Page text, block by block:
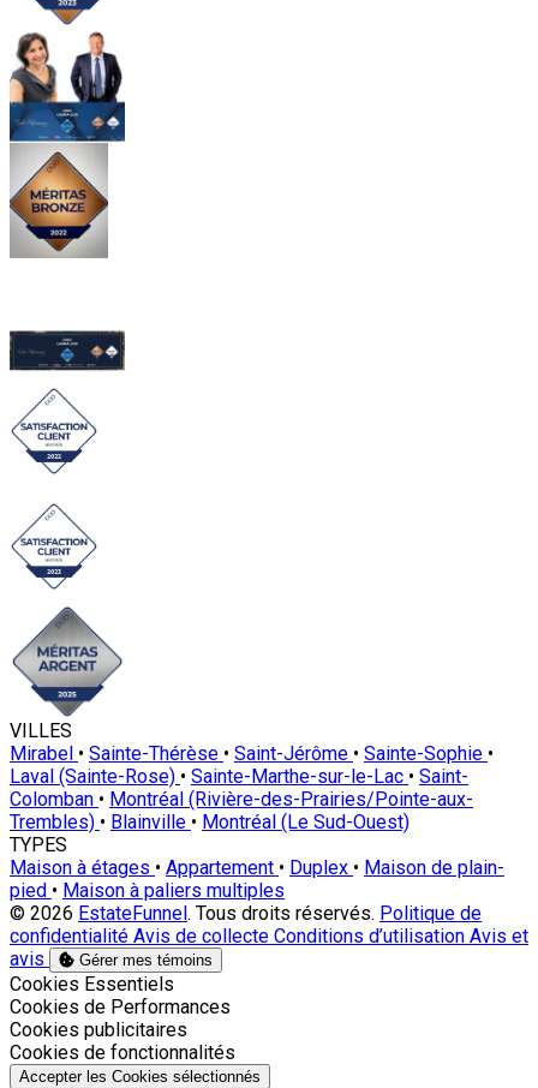
VILLES
Mirabel • Sainte-Thérèse • Saint-Jérôme • Sainte-Sophie •
Laval (Sainte-Rose) • Sainte-Marthe-sur-le-Lac • Saint-
Colomban • Montréal (Rivière-des-Prairies/Pointe-aux-
Trembles) • Blainville • Montréal (Le Sud-Ouest)
TYPES
Maison à étages • Appartement • Duplex • Maison de plain-
pied • Maison à paliers multiples
© 2026 EstateFunnel. Tous droits réservés. Politique de
confidentialité Avis de collecte Conditions d’utilisation Avis et
avis
Gérer mes témoins
Activer
Cookies Essentiels
Activer
Cookies de Performances
Activer
Cookies publicitaires
Activer
Cookies de fonctionnalités
Accepter les Cookies sélectionnés